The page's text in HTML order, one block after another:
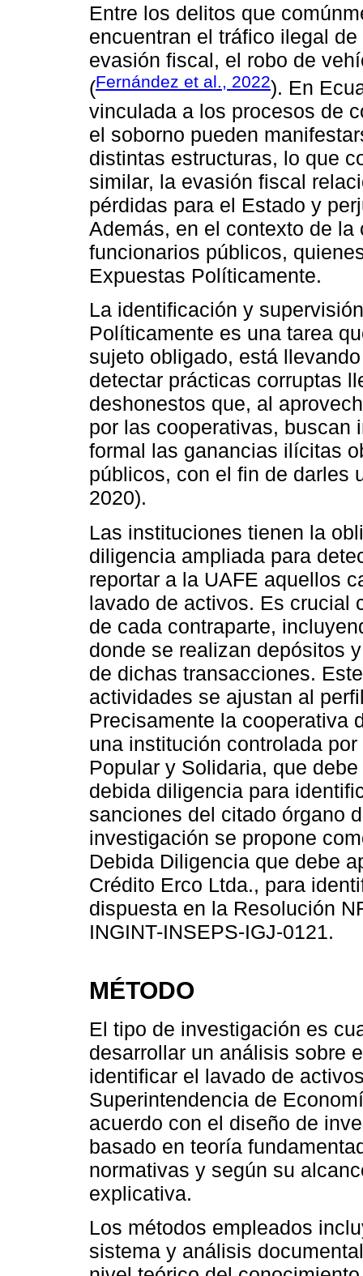
Entre los delitos que
encuentran el tráfico ilegal
evasión fiscal, el robo de
(Fernández et al., 2022). En
vinculada a los procesos de
el soborno pueden
distintas estructuras, lo que
similar, la evasión fiscal
pérdidas para el Estado y
Además, en el contexto de
funcionarios públicos,
Expuestas Políticamente.
La identificación y
Políticamente es una tarea
sujeto obligado, está
detectar prácticas corruptas
deshonestos que, al
por las cooperativas, buscan
formal las ganancias ilícitas
públicos, con el fin de darles
2020).
Las instituciones tienen la
diligencia ampliada para
reportar a la UAFE aquellos
lavado de activos. Es crucial
de cada contraparte,
donde se realizan depósitos
de dichas transacciones.
actividades se ajustan al
Precisamente la cooperativa
una institución controlada
Popular y Solidaria, que
debida diligencia para
sanciones del citado órgano
investigación se propone
Debida Diligencia que debe
Crédito Erco Ltda., para
dispuesta en la Resolución
INGINT-INSEPS-IGJ-0121.
MÉTODO
El tipo de investigación es
desarrollar un análisis sobre
identificar el lavado de
Superintendencia de
acuerdo con el diseño de
basado en teoría
normativas y según su
explicativa.
Los métodos empleados
sistema y análisis